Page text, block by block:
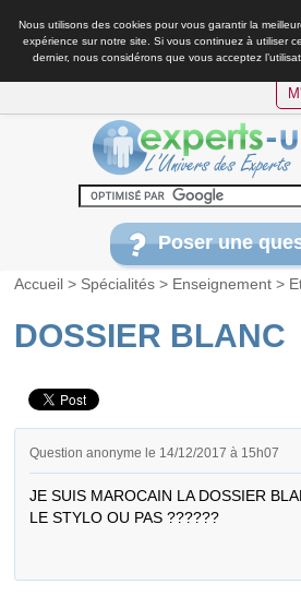
Nous utilisons des cookies pour vous garantir la
expérience sur notre site. Si vous continuez à utiliser ce
dernier, nous considérons que vous acceptez
Poser une
Accueil > Spécialités > Enseignement >
DOSSIER BLANC
Question anonyme le 14/12/2017 à 15h07
JE SUIS MAROCAIN LA DOSSIER
LE STYLO OU PAS ??????